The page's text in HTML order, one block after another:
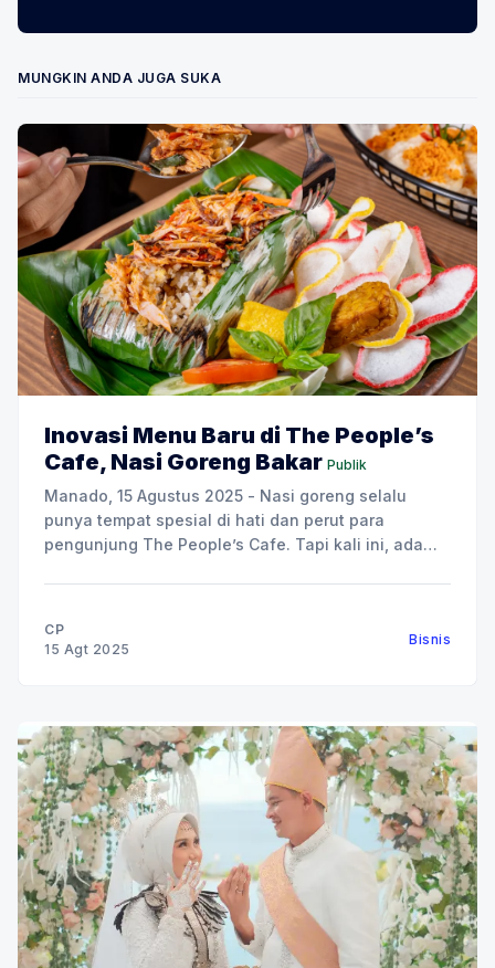
MUNGKIN ANDA JUGA SUKA
Inovasi Menu Baru di The People’s
Cafe, Nasi Goreng Bakar Publik
Manado, 15 Agustus 2025 - Nasi goreng selalu
punya tempat spesial di hati dan perut para
pengunjung The People’s Cafe. Tapi kali ini, ada
Nasi Goreng Bakar
CP
15 Agt 2025
Bisnis